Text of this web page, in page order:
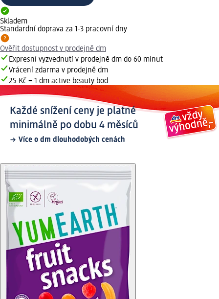
Skladem
Standardní doprava za 1-3 pracovní dny
Ověřit dostupnost v prodejně dm
Expresní vyzvednutí v prodejně dm do 60 minut
Vrácení zdarma v prodejně dm
25 Kč = 1 dm active beauty bod
Každé snížení ceny je platné
minimálně po dobu 4 měsíců
Více o dm dlouhodobých cenách